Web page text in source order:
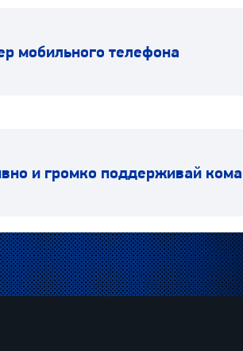
мобильного телефона
и громко поддерживай